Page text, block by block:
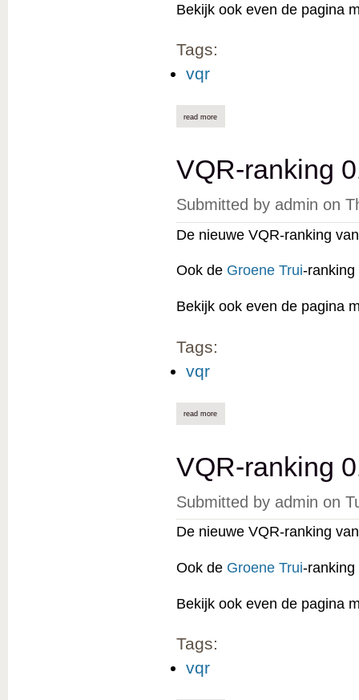
Bekijk ook even de pagina
Tags:
vqr
read more
VQR-ranking
Submitted by admin on
De nieuwe VQR-ranking
Ook de Groene Trui-
Bekijk ook even de pagina
Tags:
vqr
read more
VQR-ranking
Submitted by admin on
De nieuwe VQR-ranking
Ook de Groene Trui-
Bekijk ook even de pagina
Tags:
vqr